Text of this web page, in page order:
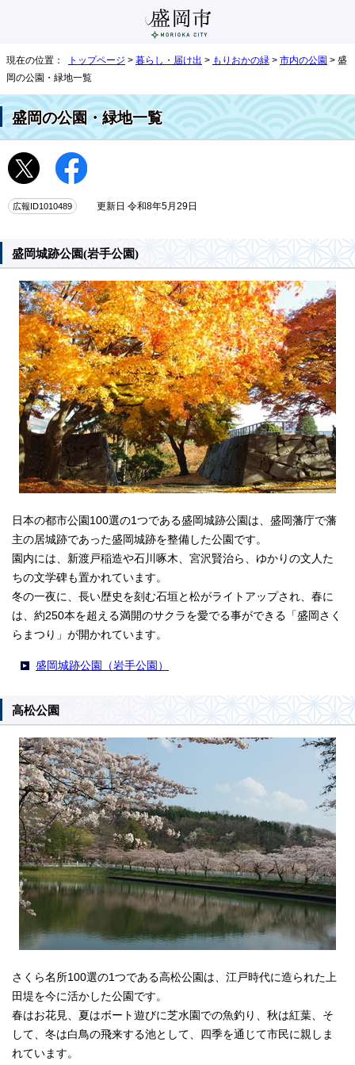
現在の位置： トップページ > 暮らし・届け出 > もりおかの緑 > 市内の公園 > 盛
岡の公園・緑地一覧
盛岡の公園・緑地一覧
広報ID1010489 更新日 令和8年5月29日
盛岡城跡公園(岩手公園)
日本の都市公園100選の1つである盛岡城跡公園は、盛岡藩庁で藩
主の居城跡であった盛岡城跡を整備した公園です。
園内には、新渡戸稲造や石川啄木、宮沢賢治ら、ゆかりの文人た
ちの文学碑も置かれています。
冬の一夜に、長い歴史を刻む石垣と松がライトアップされ、春に
は、約250本を超える満開のサクラを愛でる事ができる「盛岡さく
らまつり」が開かれています。
盛岡城跡公園（岩手公園）
高松公園
さくら名所100選の1つである高松公園は、江戸時代に造られた上
田堤を今に活かした公園です。
春はお花見、夏はボート遊びに芝水園での魚釣り、秋は紅葉、そ
して、冬は白鳥の飛来する池として、四季を通じて市民に親しま
れています。